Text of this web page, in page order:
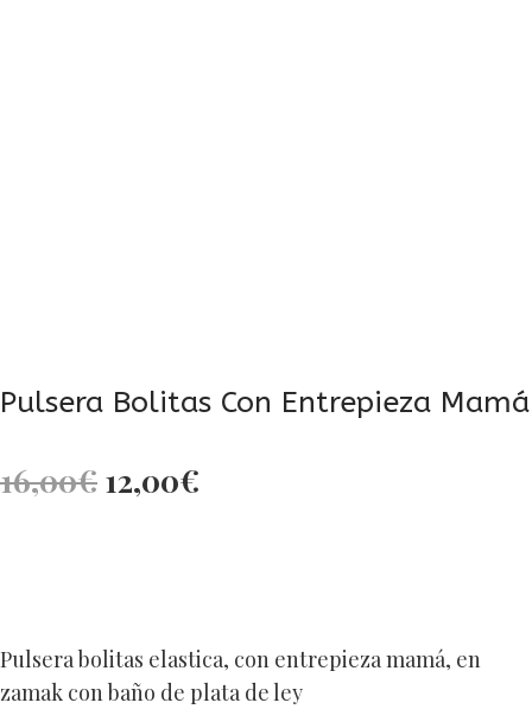
Pulsera Bolitas Con Entrepieza Mamá
16,00€ El
16,00€.
12,00€
12,00€.
Pulsera bolitas elastica, con entrepieza mamá, en
zamak con baño de plata de ley